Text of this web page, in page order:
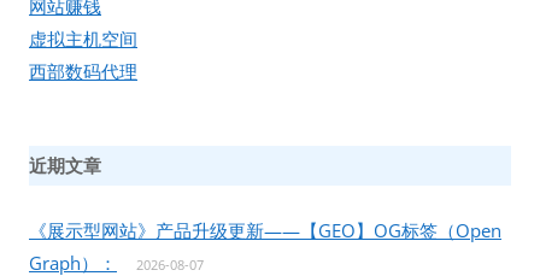
网站赚钱
虚拟主机空间
西部数码代理
近期文章
《展示型网站》产品升级更新——【GEO】OG标签（Open
Graph）：
2026-08-07